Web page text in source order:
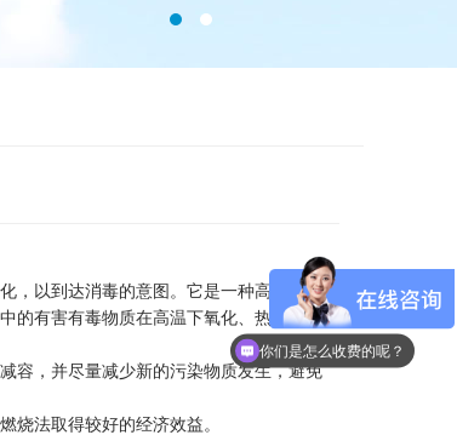
，以到达消毒的意图。它是一种高温热处
的有害有毒物质在高温下氧化、热解而被
容，并尽量减少新的污染物质发生，避免
烧法取得较好的经济效益。
你们是怎么收费的呢？